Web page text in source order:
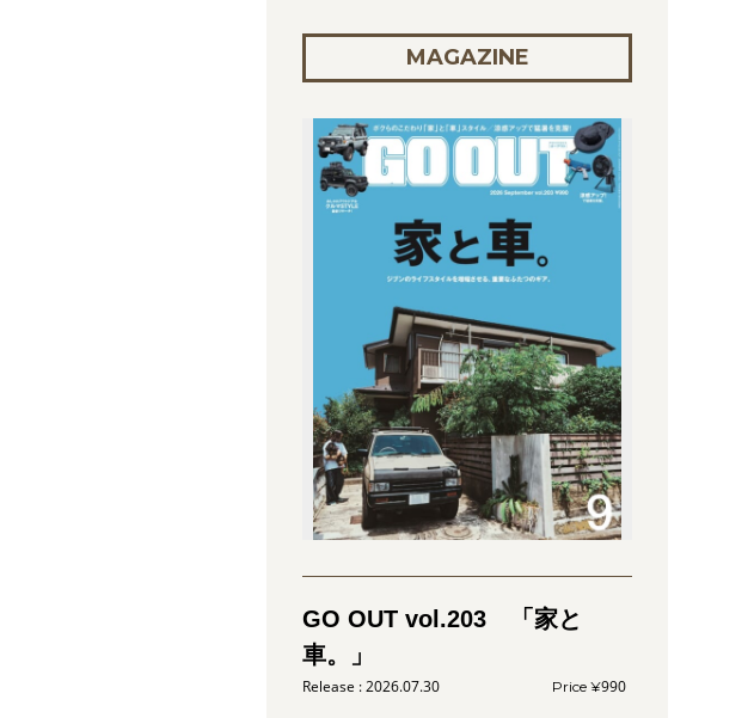
MAGAZINE
GO OUT vol.203 「家と
車。」
2026.07.30 990